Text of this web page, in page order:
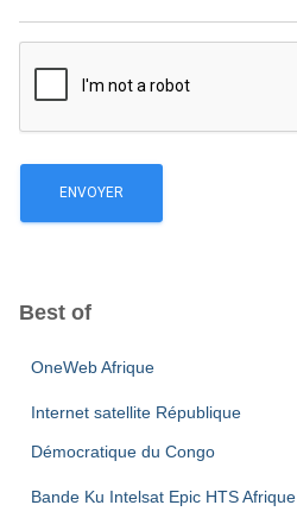
Best of
OneWeb Afrique
Internet satellite République
Démocratique du Congo
Bande Ku Intelsat Epic HTS Afrique